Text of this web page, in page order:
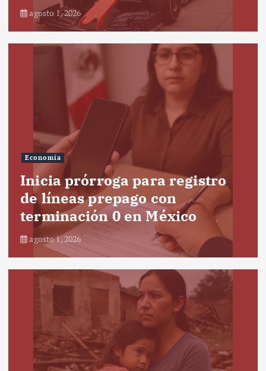
agosto 1, 2026
Economía
Inicia prórroga para registro
de líneas prepago con
terminación 0 en México
agosto 1, 2026